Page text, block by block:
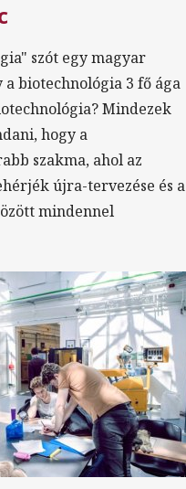
szót egy magyar
biotechnológia 3 fő ága
Mindezek
hogy a
szakma, ahol az
újra-tervezése és a
mindennel